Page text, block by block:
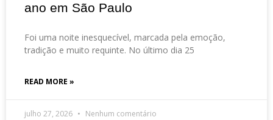
ano em São Paulo
Foi uma noite inesquecível, marcada pela emoção,
tradição e muito requinte. No último dia 25
READ MORE »
julho 27, 2026 Nenhum comentário